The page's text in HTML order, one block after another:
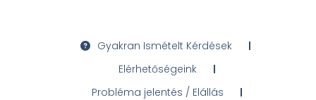
Gyakran Ismételt Kérdések
Elérhetőségeink
Probléma jelentés / Elállás